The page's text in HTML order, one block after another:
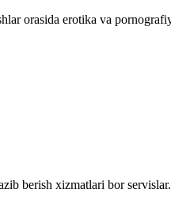
orasida erotika va
berish xizmatlari bor servislar.